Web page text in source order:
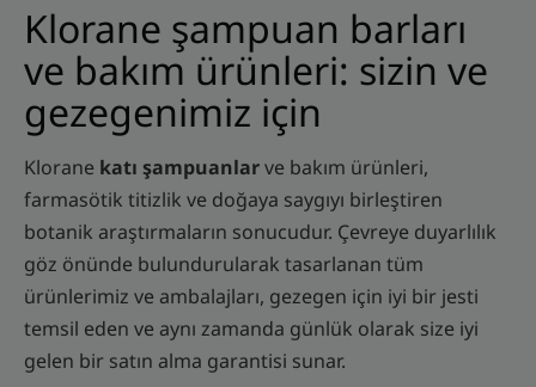
Klorane şampuan barları
ve bakım ürünleri: sizin ve
gezegenimiz için
Klorane katı şampuanlarve bakım ürünleri,
farmasötik titizlik ve doğaya saygıyı birleştiren
botanik araştırmaların sonucudur. Çevreye duyarlılık
göz önünde bulundurularak tasarlanan tüm
ürünlerimiz ve ambalajları, gezegen için iyi bir jesti
temsil eden ve aynı zamanda günlük olarak size iyi
gelen bir satın alma garantisi sunar.